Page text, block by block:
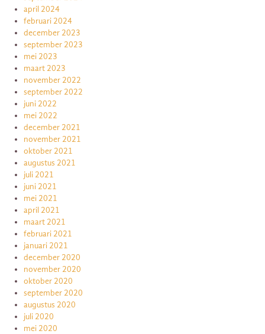
april 2024
februari 2024
december 2023
september 2023
mei 2023
maart 2023
november 2022
september 2022
juni 2022
mei 2022
december 2021
november 2021
oktober 2021
augustus 2021
juli 2021
juni 2021
mei 2021
april 2021
maart 2021
februari 2021
januari 2021
december 2020
november 2020
oktober 2020
september 2020
augustus 2020
juli 2020
mei 2020